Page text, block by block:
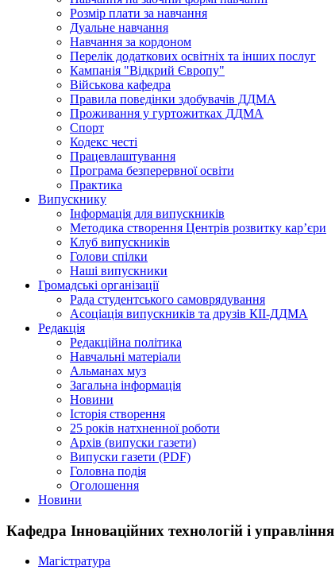
Розмір плати за навчання
Дуальне навчання
Навчання за кордоном
Перелік додаткових освітніх та інших послуг
Кампанія "Відкрий Європу"
Військова кафедра
Правила поведінки здобувачів ДДМА
Проживання у гуртожитках ДДМА
Спорт
Кодекс честі
Працевлаштування
Програма безперервної освіти
Практика
Випускнику
Інформація для випускників
Методика створення Центрів розвитку кар’єри
Клуб випускників
Голови спілки
Наші випускники
Громадські організації
Рада студентського самоврядування
Асоціація випускників та друзів КІІ-ДДМА
Редакція
Редакційна політика
Навчальні матеріали
Альманах муз
Загальна інформація
Новини
Історія створення
25 років натхненної роботи
Архів (випуски газети)
Випуски газети (PDF)
Головна подія
Оголошення
Новини
Кафедра Інноваційних технологій і управління
Магістратура